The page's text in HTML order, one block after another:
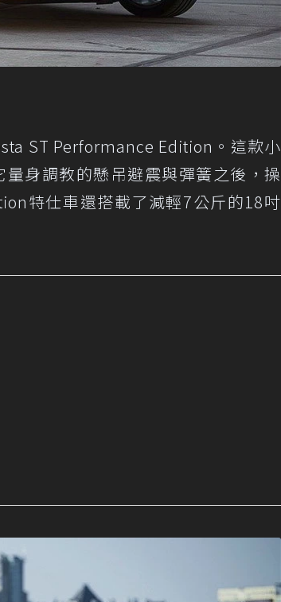
ST Performance Edition。這款小
身調教的懸吊避震與彈簧之後，操
特仕車還搭載了減輕7公斤的18吋